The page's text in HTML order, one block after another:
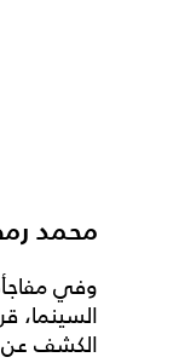
محمد
وفي
السينما،
الكشف عن